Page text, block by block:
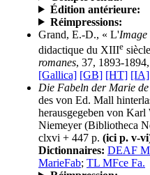
Édition antérieure:
Réimpressions:
Grand, E.-D., « L'Image
didactique du XIIIe
romanes, 37, 1893-
[Gallica] [GB] [HT] [IA]
Die Fabeln der Marie
des von Ed. Mall
herausgegeben von Karl
Niemeyer (Bibliotheca
clxvi + 447 p. (ici p. v-
Dictionnaires: DEAF
MarieFab; TL MFce Fa.